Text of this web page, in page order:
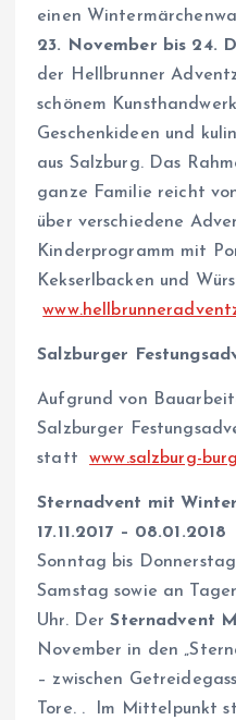
einen
23. November bis 24.
der Hellbrunner
schönem
Geschenkideen und
aus Salzburg. Das
ganze Familie reicht
über verschiedene
Kinderprogramm mit
Kekserlbacken und
Salzburger
Aufgrund von
Salzburger
stattwww.salzburg-
Sternadvent mit
17.11.2017 – 08.01.2018
Sonntag bis
Samstag sowie an
Uhr. DerSternadvent
November in den
– zwischen
Tore. . Im Mittelpunkt